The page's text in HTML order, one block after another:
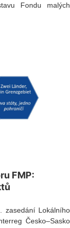
Fondu malých
FMP:
zasedání Lokálního
Česko–Sasko